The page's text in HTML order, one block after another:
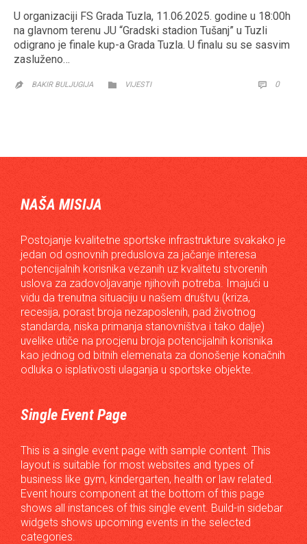
U organizaciji FS Grada Tuzla, 11.06.2025. godine u 18:00h
na glavnom terenu JU “Gradski stadion Tušanj” u Tuzli
odigrano je finale kup-a Grada Tuzla. U finalu su se sasvim
zasluženo…
 BAKIR BULJUGIJA  CATEGORY
VIJESTI  0
NAŠA MISIJA
Postojanje kvalitetne sportske infrastrukture svakako je
jedan od osnovnih preduslova za jačanje interesa
potencijalnih korisnika vezanih uz kvalitetu stvorenih
uslova za zadovoljavanje njihovih potreba. Imajući u
vidu da trenutna situaciju u našem društvu (kriza,
recesija, porast broja nezaposlenih, pad životnog
standarda, niska primanja stanovništva i tako dalje)
uvelike utiče na procjenu broja potencijalnih korisnika
kao jednog od bitnih elemenata za donošenje konačnih
odluka o isplativosti ulaganja u sportske objekte.
Single Event Page
This is a single event page with sample content. This
layout is suitable for most websites and types of
business like gym, kindergarten, health or law related.
Event hours component at the bottom of this page
shows all instances of this single event. Build-in sidebar
widgets shows upcoming events in the selected
categories.